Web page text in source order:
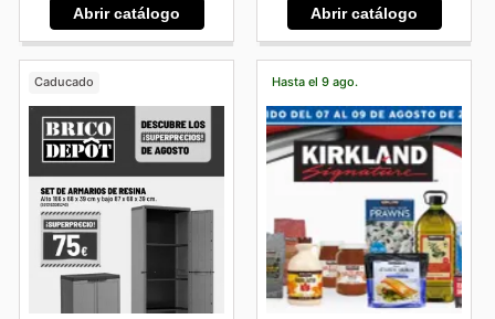
Abrir catálogo Abrir catálogo
Caducado Hasta el 9 ago.